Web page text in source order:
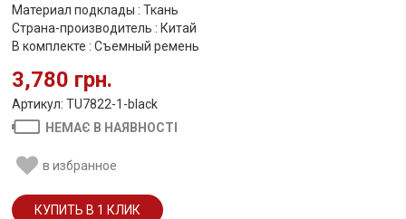
Материал подклады : Ткань
Страна-производитель : Китай
В комплекте : Съемный ремень
3,780 грн.
Артикул: TU7822-1-black
НЕМАЄ В НАЯВНОСТІ
в избранное